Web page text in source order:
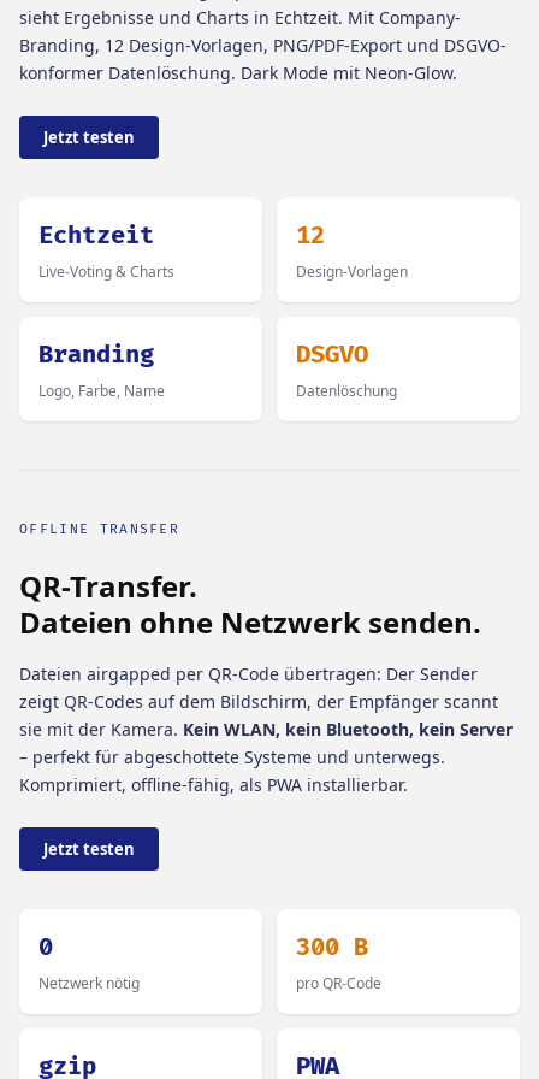
sieht Ergebnisse und Charts in Echtzeit. Mit Company-
Branding, 12 Design-Vorlagen, PNG/PDF-Export und DSGVO-
konformer Datenlöschung. Dark Mode mit Neon-Glow.
Jetzt testen
Echtzeit
Live-Voting & Charts
12
Design-Vorlagen
Branding
Logo, Farbe, Name
DSGVO
Datenlöschung
OFFLINE TRANSFER
QR-Transfer.
Dateien ohne Netzwerk senden.
Dateien airgapped per QR-Code übertragen: Der Sender
zeigt QR-Codes auf dem Bildschirm, der Empfänger scannt
sie mit der Kamera. Kein WLAN, kein Bluetooth, kein Server
– perfekt für abgeschottete Systeme und unterwegs.
Komprimiert, offline-fähig, als PWA installierbar.
Jetzt testen
0
Netzwerk nötig
300 B
pro QR-Code
gzip PWA